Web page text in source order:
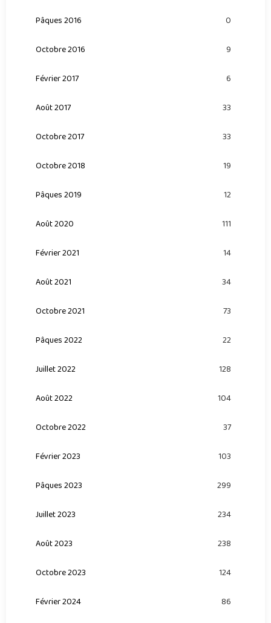
Pâques 2016 0
Octobre 2016 9
Février 2017 6
Août 2017 33
Octobre 2017 33
Octobre 2018 19
Pâques 2019 12
Août 2020 111
Février 2021 14
Août 2021 34
Octobre 2021 73
Pâques 2022 22
Juillet 2022 128
Août 2022 104
Octobre 2022 37
Février 2023 103
Pâques 2023 299
Juillet 2023 234
Août 2023 238
Octobre 2023 124
Février 2024 86